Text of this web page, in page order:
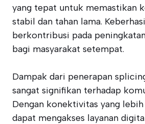
yang tepat untuk memastikan
stabil dan tahan lama.
berkontribusi pada
bagi masyarakat setempat.
Dampak dari penerapan
sangat signifikan terhadap
Dengan konektivitas yang
dapat mengakses layanan